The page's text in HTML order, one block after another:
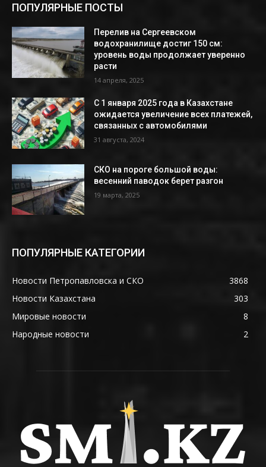
ПОПУЛЯРНЫЕ ПОСТЫ
Перелив на Сергеевском
водохранилище достиг 150 см:
уровень воды продолжает уверенно
расти
14 апреля, 2025
С 1 января 2025 года в Казахстане
ожидается увеличение всех платежей,
связанных с автомобилями
31 августа, 2024
СКО на пороге большой воды:
весенний паводок берет разгон
19 марта, 2025
ПОПУЛЯРНЫЕ КАТЕГОРИИ
Новости Петропавловска и СКО
3868
Новости Казахстана
303
Мировые новости
8
Народные новости
2